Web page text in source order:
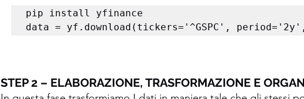
pip install yfinance
data = yf.download(tickers='^GSPC',
STEP 2 – ELABORAZIONE, TRASFORMAZIONE E